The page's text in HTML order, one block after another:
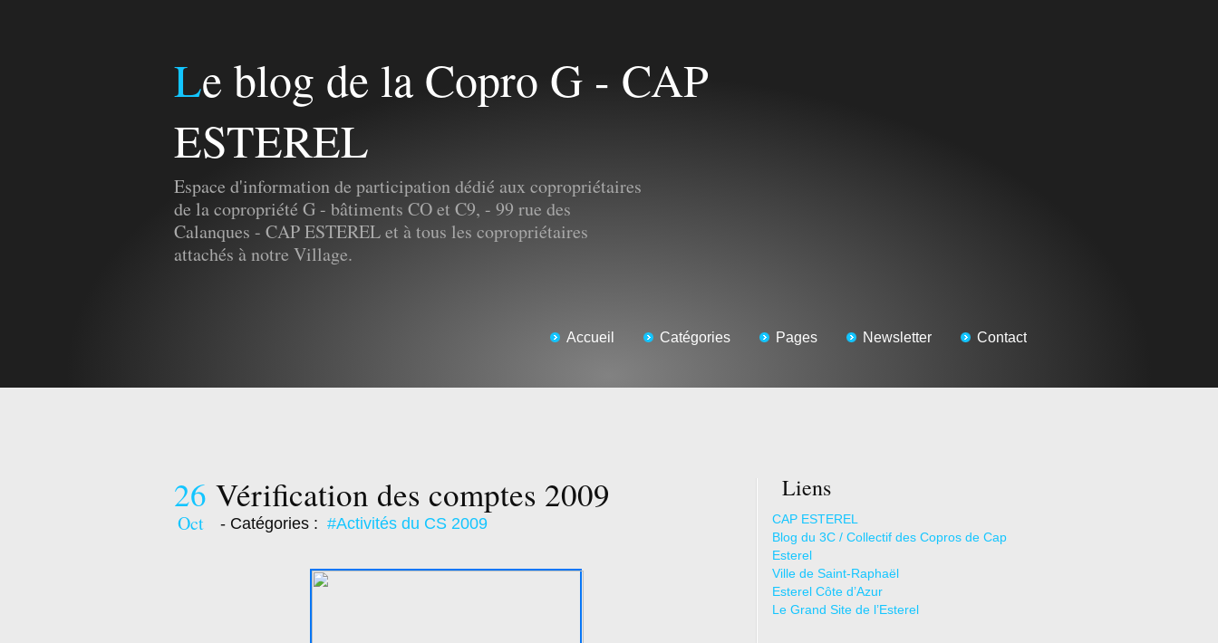
Le blog de la Copro G - CAP
ESTEREL
Espace d'information de participation dédié aux copropriétaires
de la copropriété G - bâtiments CO et C9, - 99 rue des
Calanques - CAP ESTEREL et à tous les copropriétaires
attachés à notre Village.
Accueil Catégories Pages Newsletter Contact
26
Oct
Vérification des comptes 2009
- Catégories : #Activités du CS 2009
Liens
CAP ESTEREL
Blog du 3C / Collectif des Copros de Cap
Esterel
Ville de Saint-Raphaël
Esterel Côte d’Azur
Le Grand Site de l’Esterel